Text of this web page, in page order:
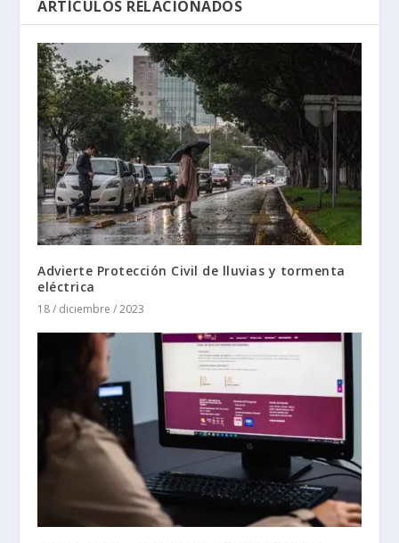
ARTÍCULOS RELACIONADOS
Advierte Protección Civil de lluvias y tormenta
eléctrica
18 / diciembre / 2023